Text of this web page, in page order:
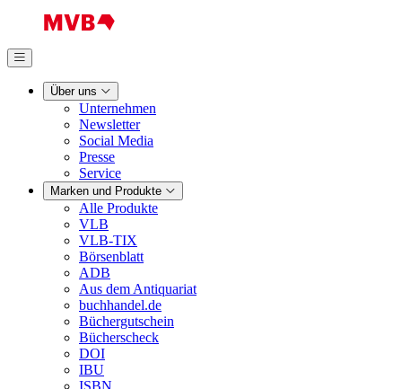
Über uns
Unternehmen
Newsletter
Social Media
Presse
Service
Marken und Produkte
Alle Produkte
VLB
VLB-TIX
Börsenblatt
ADB
Aus dem Antiquariat
buchhandel.de
Büchergutschein
Bücherscheck
DOI
IBU
ISBN